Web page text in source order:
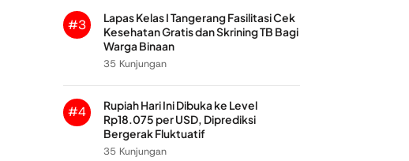
#3
Lapas Kelas I Tangerang Fasilitasi Cek
Kesehatan Gratis dan Skrining TB Bagi
Warga Binaan
35 Kunjungan
#4
Rupiah Hari Ini Dibuka ke Level
Rp18.075 per USD, Diprediksi
Bergerak Fluktuatif
35 Kunjungan